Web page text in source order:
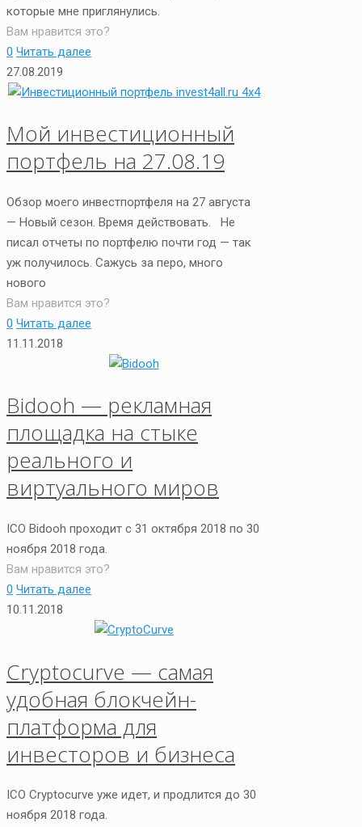
которые мне приглянулись.
Вам нравится это?
0 Читать далее
27.08.2019
Мой инвестиционный
портфель на 27.08.19
Обзор моего инвестпортфеля на 27 августа
— Новый сезон. Время действовать. Не
писал отчеты по портфелю почти год — так
уж получилось. Сажусь за перо, много
нового
Вам нравится это?
0 Читать далее
11.11.2018
Bidooh — рекламная
площадка на стыке
реального и
виртуального миров
ICO Bidooh проходит с 31 октября 2018 по 30
ноября 2018 года.
Вам нравится это?
0 Читать далее
10.11.2018
Cryptocurve — самая
удобная блокчейн-
платформа для
инвесторов и бизнеса
ICO Cryptocurve уже идет, и продлится до 30
ноября 2018 года.